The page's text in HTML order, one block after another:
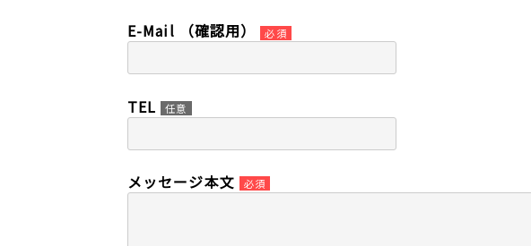
E-Mail （確認用） 必須
TEL 任意
メッセージ本文 必須